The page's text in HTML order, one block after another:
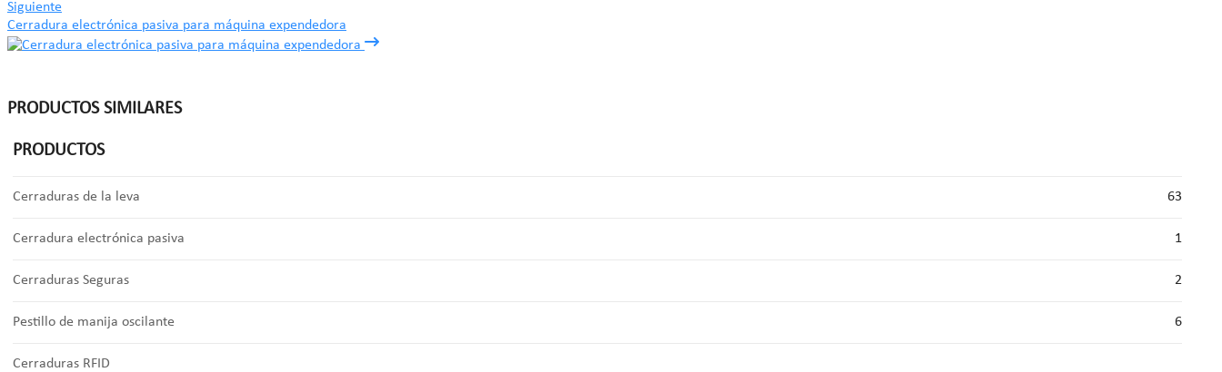
Siguiente
Cerradura electrónica pasiva para máquina expendedora
PRODUCTOS SIMILARES
PRODUCTOS
Cerraduras de la leva 63
Cerradura electrónica pasiva 1
Cerraduras Seguras 2
Pestillo de manija oscilante 6
Cerraduras RFID